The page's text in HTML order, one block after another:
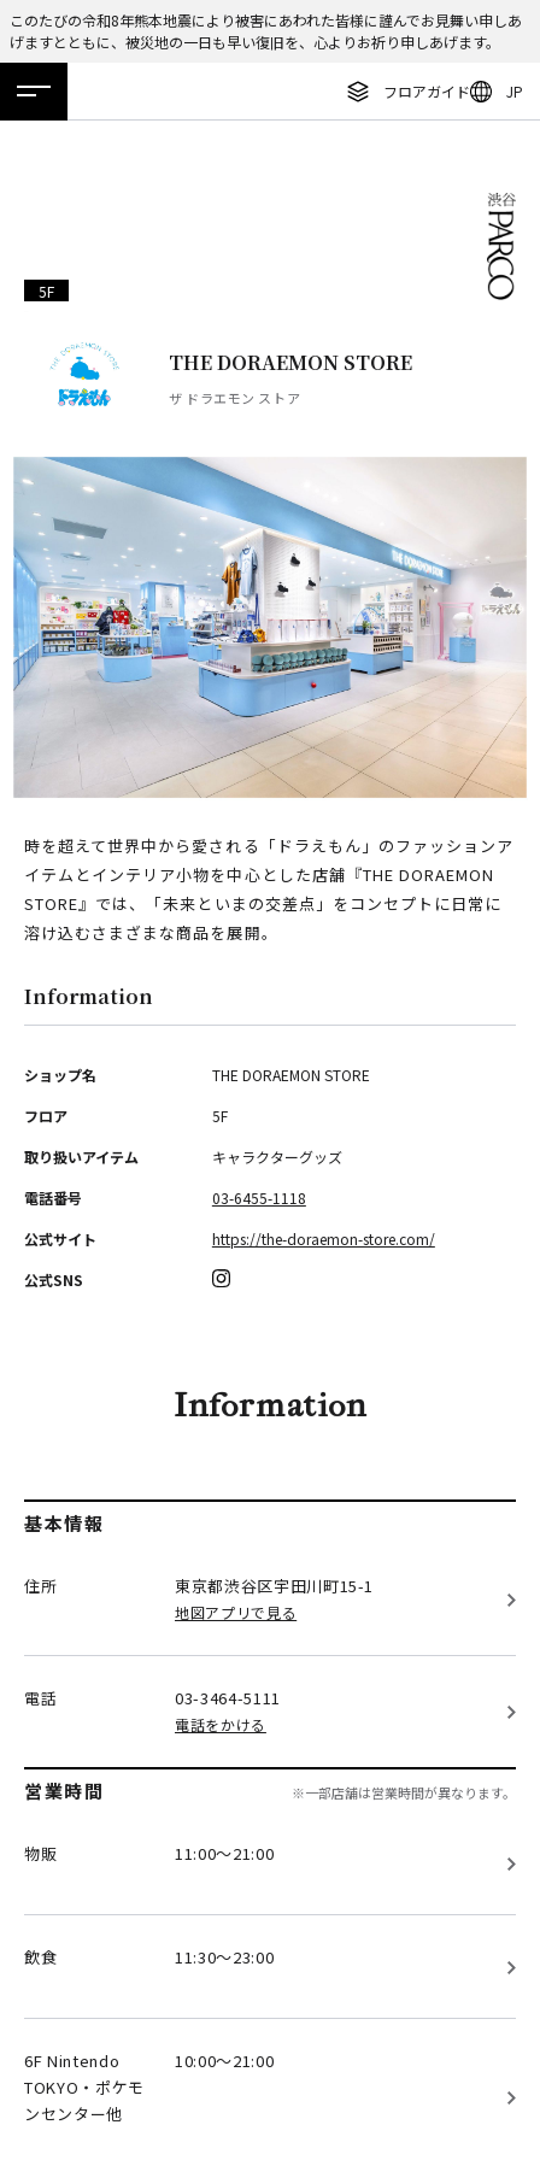
このたびの令和8年熊本地震により被害にあわれた皆様に謹んでお見舞い申しあ
げますとともに、被災地の一日も早い復旧を、心よりお祈り申しあげます。
フロアガイド JP
ホーム 特集 ニュース イベント アクセス
イベント・ポップアップ
特集
DELIVERY SERVICES
PARCOメンバーズ
オンラインストア
リクルート
ENGLISH
繁体字
日本語
5F
THE DORAEMON STORE
ザ ドラエモン ストア
時を超えて世界中から愛される「ドラえもん」のファッションア
イテムとインテリア小物を中心とした店舗『THE DORAEMON
STORE』では、「未来といまの交差点」をコンセプトに日常に
溶け込むさまざまな商品を展開。
Information
ショップ名
THE DORAEMON STORE
フロア
5F
取り扱いアイテム
キャラクターグッズ
電話番号
03-6455-1118
公式サイト
https://the-doraemon-store.com/
公式SNS
Information
基本情報
住所 東京都渋谷区宇田川町15-1
地図アプリで見る
電話 03-3464-5111
電話をかける
営業時間 ※一部店舗は営業時間が異なります。
物販 11:00～21:00
飲食 11:30～23:00
6F Nintendo
TOKYO・ポケモ
ンセンター他
10:00～21:00